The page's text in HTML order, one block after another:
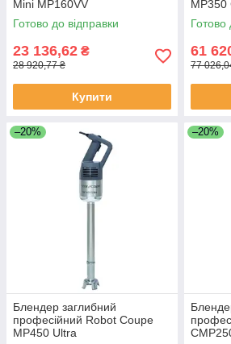
Mini MP160VV
Готово до відправки
23 136,62 ₴
28 920,77 ₴
Купити
MP350
Готово
61
77
–20%
Блендер заглибний
професійний Robot Coupe
MP450 Ultra
–20%